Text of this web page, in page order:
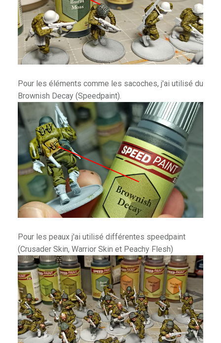
Pour les éléments comme les sacoches, j'ai utilisé du
Brownish Decay (Speedpaint).
Pour les peaux j'ai utilisé différentes speedpaint
(Crusader Skin, Warrior Skin et Peachy Flesh)